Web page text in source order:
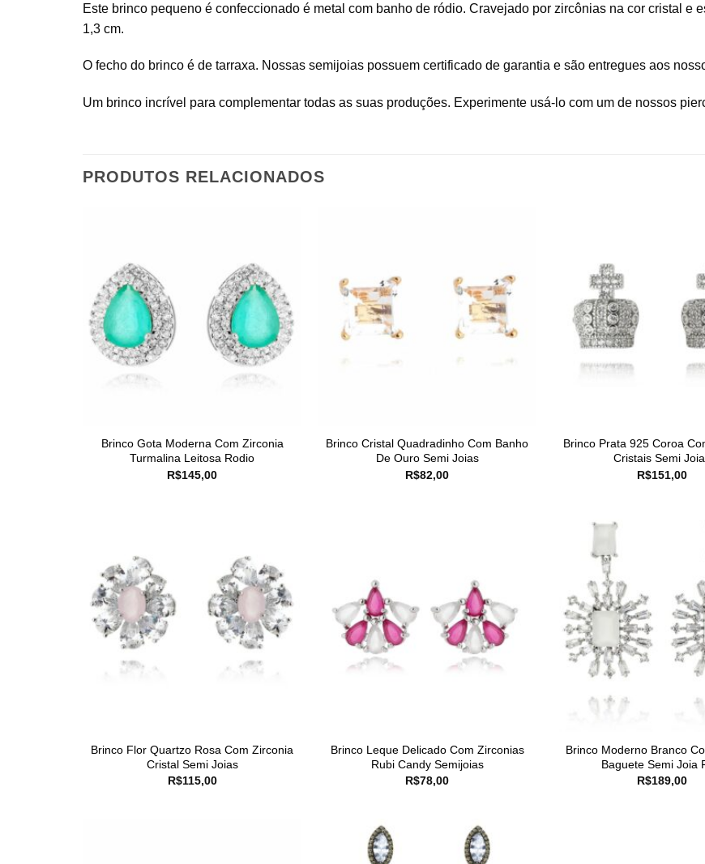
Este brinco pequeno é confeccionado é metal com banho de ródio. Cravejado por zircônias na cor cristal e
1,3 cm.
O fecho do brinco é de tarraxa. Nossas semijoias possuem certificado de garantia e são entregues aos
Um brinco incrível para complementar todas as suas produções. Experimente usá-lo com um de nossos
PRODUTOS RELACIONADOS
Brinco Gota Moderna Com Zirconia
Turmalina Leitosa Rodio
R$145,00
Brinco Cristal Quadradinho Com Banho
De Ouro Semi Joias
R$82,00
Brinco Prata 925 Coroa
Cristais Semi
R$151,00
Brinco Flor Quartzo Rosa Com Zirconia
Cristal Semi Joias
R$115,00
Brinco Leque Delicado Com Zirconias
Rubi Candy Semijoias
R$78,00
Brinco Moderno Branco
Baguete Semi Joia
R$189,00